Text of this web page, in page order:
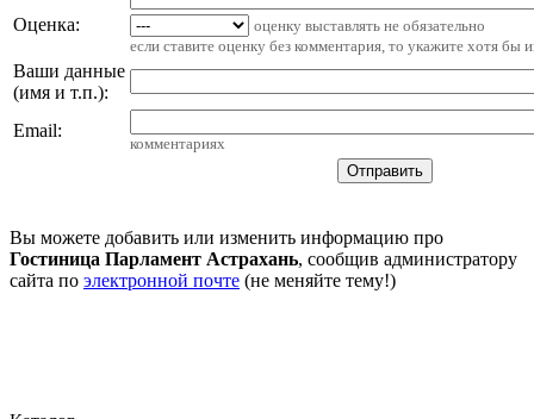
Оценка:
оценку выставлять не обязательно
если ставите оценку без комментария, то укажите хотя бы
Ваши данные
(имя и т.п.):
Email:
комментариях
Вы можете добавить или изменить информацию про
Гостиница Парламент Астрахань, сообщив администратору
сайта по электронной почте (не меняйте тему!)